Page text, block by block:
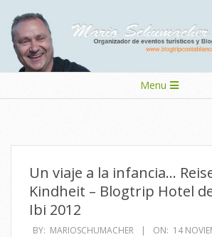
content
Navigation
Menu
Un viaje a la infancia…
Kindheit – Blogtrip Hotel
Ibi 2012
BY: MARIOSCHUMACHER ON: 14